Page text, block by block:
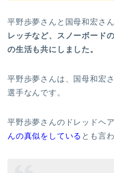
平野歩夢さんと国母和宏さん
レッチなど、スノーボード
の生活も共にしました。
平野歩夢さんは、国母和宏
選手なんです。
平野歩夢さんのドレッドヘ
んの真似をしている とも言